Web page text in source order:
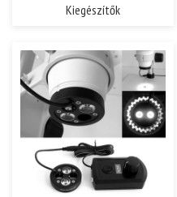
Kiegészítők